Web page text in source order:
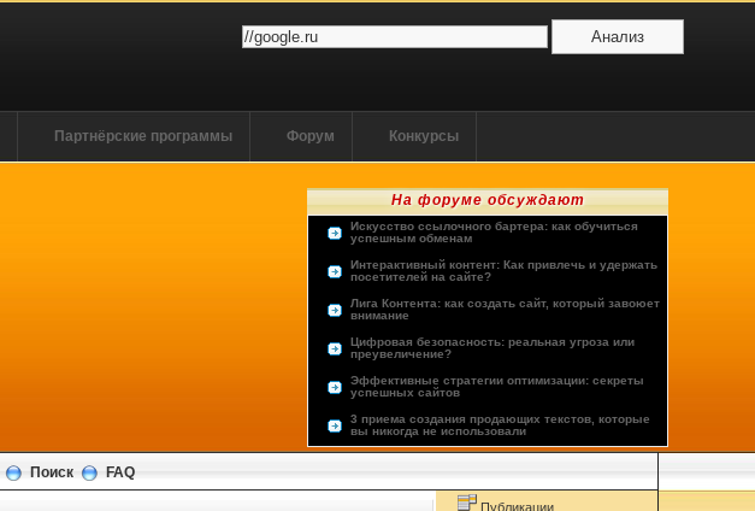
Партнёрские программы Форум Конкурсы
На форуме обсуждают
Искусство ссылочного бартера: как обучиться
успешным обменам
Интерактивный контент: Как привлечь и удержать
посетителей на сайте?
Лига Контента: как создать сайт, который завоюет
внимание
Цифровая безопасность: реальная угроза или
преувеличение?
Эффективные стратегии оптимизации: секреты
успешных сайтов
3 приема создания продающих текстов, которые
вы никогда не использовали
Опыт пользователей: лучшие хостинг-провайдеры
Поиск FAQ
Публикации